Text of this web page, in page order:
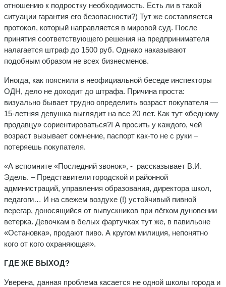
отношению к подростку необходимость. Есть ли в такой
ситуации гарантия его безопасности?) Тут же составляется
протокол, который направляется в мировой суд. После
принятия соответствующего решения на предпринимателя
налагается штраф до 1500 руб. Однако наказывают
подобным образом не всех бизнесменов.
Иногда, как пояснили в неофициальной беседе инспекторы
ОДН, дело не доходит до штрафа. Причина проста:
визуально бывает трудно определить возраст покупателя —
15-летняя девушка выглядит на все 20 лет. Как тут «бедному
продавцу» со­риентироваться?! А просить у каждого, чей
возраст вызывает сомнение, паспорт как-то не с руки –
потеряешь покупателя.
«А вспомните «Последний звонок», - рассказывает В.И.
Эдель. – Представители городской и рай­онной
администраций, управления образования, директора школ,
педагоги… И на свежем воздухе (!) устойчивый пивной
перегар, доносящийся от выпускников при лёгком дуновении
ветерка. Девочкам в белых фартучках тут же, в павильоне
«Остановка», продают пиво. А кругом милиция, непонятно
кого от кого охраняющая».
ГДЕ ЖЕ ВЫХОД?
Уверена, данная проблема ка­сается не одной школы города и